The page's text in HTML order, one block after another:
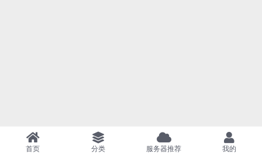
首页 分类 服务器推荐 我的